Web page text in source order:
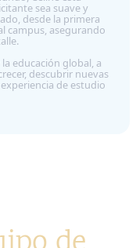
sea suave y
desde la primera
campus, asegurando
educación global, a
descubrir nuevas
de estudio